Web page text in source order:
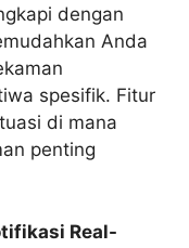
dengan
Anda
spesifik. Fitur
di mana
penting
Real-